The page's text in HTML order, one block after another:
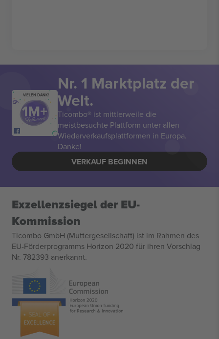
VIELEN DANK!
Nr. 1 Marktplatz der
Welt.
Ticombo® ist mittlerweile die
meistbesuchte Plattform unter allen
Wiederverkaufsplattformen in Europa.
Danke!
VERKAUF BEGINNEN
Exzellenzsiegel der EU-
Kommission
Ticombo GmbH (Muttergesellschaft) ist im Rahmen des
EU-Förderprogramms Horizon 2020 für ihren Vorschlag
Nr. 782393 anerkannt.